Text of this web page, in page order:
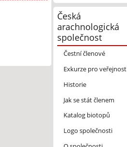
Česká
arachnologická
společnost
Čestní členové
Exkurze pro veřejnost
Historie
Jak se stát členem
Katalog biotopů
Logo společnosti